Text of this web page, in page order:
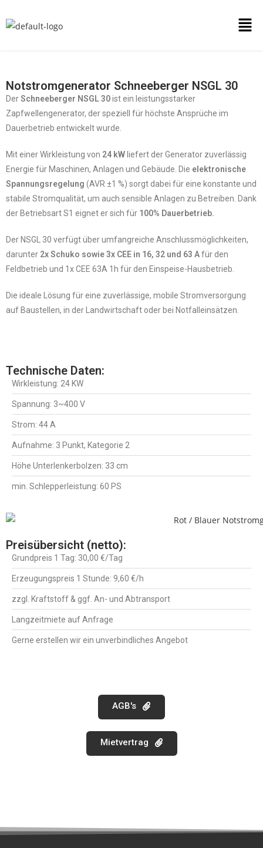
Notstromgenerator Schneeberger NSGL 30
DerSchneeberger NSGL 30ist ein leistungsstarker
Zapfwellengenerator, der speziell für höchste Ansprüche im
Dauerbetrieb entwickelt wurde.
Mit einer Wirkleistung von 24 kW liefert der Generator zuverlässig
Energie für Maschinen, Anlagen und Gebäude. Die elektronische
Spannungsregelung (AVR ±1 %) sorgt dabei für eine konstante und
stabile Stromqualität, um auch sensible Anlagen zu Betreiben. Dank
der Betriebsart S1 eignet er sich für 100% Dauerbetrieb.
Der NSGL 30 verfügt über umfangreiche Anschlussmöglichkeiten,
darunter 2x Schuko sowie 3x CEE in 16, 32 und 63 Afür den
Feldbetrieb und 1x CEE 63A 1h für den Einspeise-Hausbetrieb.
Die ideale Lösung für eine zuverlässige, mobile Stromversorgung
auf Baustellen, in der Landwirtschaft oder bei Notfalleinsätzen.
Technische Daten:
Wirkleistung: 24 KW
Spannung: 3~400 V
Strom: 44 A
Aufnahme: 3 Punkt, Kategorie 2
Höhe Unterlenkerbolzen: 33 cm
min. Schlepperleistung: 60 PS
Preisübersicht (netto):
Grundpreis 1 Tag: 30,00 €/Tag
Erzeugungspreis 1 Stunde: 9,60 €/h
zzgl. Kraftstoff & ggf. An- und Abtransport
Langzeitmiete auf Anfrage
Gerne erstellen wir ein unverbindliches Angebot
AGB's
Mietvertrag